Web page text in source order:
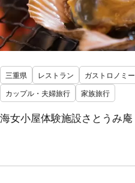
三重県 レストラン ガストロノミー
カップル・夫婦旅行
家族旅行
海女小屋体験施設さとうみ庵